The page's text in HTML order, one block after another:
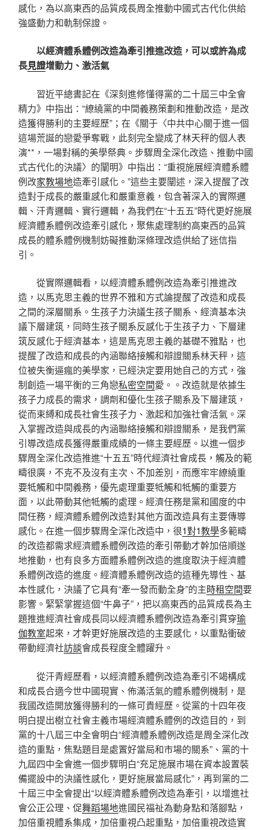
感化，為以高東西的品質成長周全推動中國式古代化供給
強盛動力和軌制保證。
以經濟體系體例改造為牽引推進改造，可以或許為成
長見證增動力、激活氣
習近平總書記在《深刻進修懂得黨的二十屆三中全會
精力》中指出：“繚繞黨的中間義務策劃和推動改造，是改
造獲得勝利的主要經歷”；在《關于〈中共中心關于進一個
這場荒誕的戀愛爭奪戰，此刻完全變成了林天秤的個人表
演**，一場對稱的美學祭典。步驟周全深化改造、推動中國
式古代化的決議〉的闡明》中指出：“重視施展經濟體系體
例改家教場地造牽引感化。”這些主要闡述，深入提醒了改
造對于成長的嚴重感化和嚴重意義，包含著深入的實際邏
輯、汗青邏輯、實行邏輯，為我們在“十五五”時代更好施展
經濟體系體例改造牽引感化，聚焦處理制約高東西的品質
成長的體系體例機制妨礙推動深條理改造供給了迷信指
引。
從實際邏輯看，以經濟體系體例改造為牽引推進改
造，以馬克思主義的世界不雅和方式論提醒了改造和成長
之間的深層關系。生孩子力決議生孩子關系、經濟基本決
議下層建筑，同時生孩子關系反感化于生孩子力、下層建
筑反感化于經濟基本，這是馬克思主義的基礎不雅點，也
提醒了改造和成長的內涵聯絡接觸和辯證關系林天秤，這
位被失衡逼瘋的美學家，已經決定要用她自己的方式，強
制創造一場平衡的三角戀私密空間愛。。改造就是依據生
孩子力成長的需求，調劑和優化生孩子關系及下層建筑，
從而束縛和成長社會生孩子力、激起和加強社會活氣。深
入掌握改造與成長的內涵聯絡接觸和辯證關系，是我們黨
引導改造成長獲得嚴重成績的一條主要經歷。以進一個步
驟周全深化改造推進“十五五”時代經濟社會成長，觸及的範
疇很廣，不克不及沒有主次、不加差別，而應牢牢繚繞重
要牴觸和中間義務，優先處理重要牴觸和牴觸的重要方
面，以此帶動其他牴觸的處理。經濟任務是黨和國度的中
間任務，經濟體系體例改造對其他方面改造具有主要傳導
感化。在進一個步驟周全深化改造中，很1對1教學多範疇
的改造都需求經濟體系體例改造的牽引帶動才幹加倍順遂
地推動，也有良多方面體系體例改造的進度取決于經濟體
系體例改造的進度。經濟體系體例改造的這種先導性、基
本性感化，決議了它具有“牽一發而動全身”的主時租空間要
影響。緊緊掌握這個“牛鼻子”，把以高東西的品質成長為主
題推進經濟社會成長同以經濟體系體例改造為牽引貫穿瑜
伽教室起來，才幹更好施展改造的主要感化，以重點衝破
帶動經濟社訪談會成長程度全體躍升。
從汗青經歷看，以經濟體系體例改造為牽引不竭構成
和成長合適今世中國現實、佈滿活氣的體系體例機制，是
我國改造開放獲得勝利的一條可貴經歷。從黨的十四年夜
明白提出樹立社會主義市場經濟體系體例的改造目的，到
黨的十八屆三中全會明白“經濟體系體例改造是周全深化改
造的重點，焦點題目是處置好當局和市場的關系”、黨的十
九屆四中全會進一個步驟明白“充足施展市場在資本設置裝
備擺設中的決議性感化，更好施展當局感化”，再到黨的二
十屆三中全會提出“以經濟體系體例改造為牽引，以增進社
會公正公理、促舞蹈場地進國民福祉為動身點和落腳點，
加倍重視體系集成，加倍重視凸起重點，加倍重視改造實